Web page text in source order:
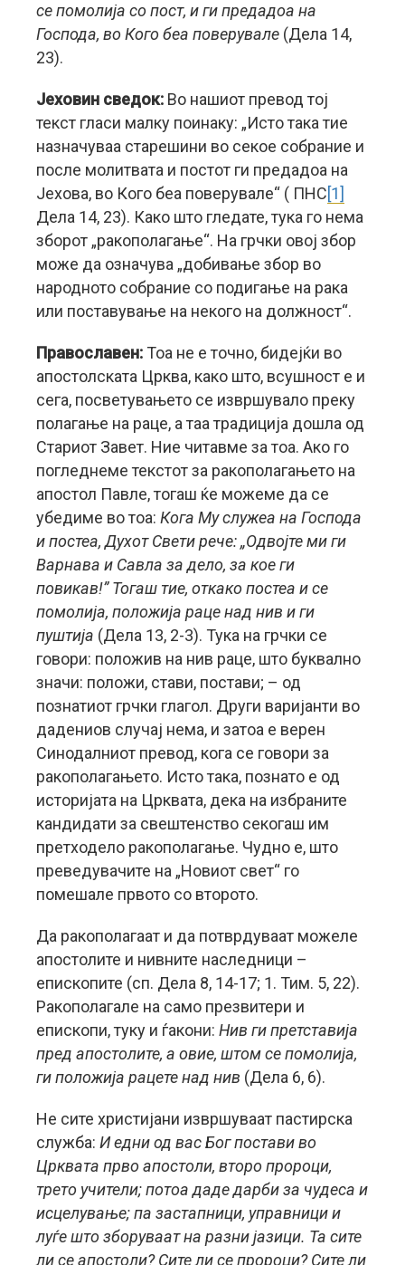
се помолија со пост, и ги предадоа на
Господа, во Кого беа поверувале (Дела 14,
23).
Јеховин сведок: Во нашиот превод тој
текст гласи малку поинаку: „Исто така тие
назначуваа старешини во секое собрание и
после молитвата и постот ги предадоа на
Јехова, во Кого беа поверувале“ ( ПНС[1]
Дела 14, 23). Како што гледате, тука го нема
зборот „ракополагање“. На грчки овој збор
може да означува „добивање збор во
народното собрание со подигање на рака
или поставување на некого на должност“.
Православен: Тоа не е точно, бидејќи во
апостолската Црква, како што, всушност е и
сега, посветувањето се извршувало преку
полагање на раце, а таа традиција дошла од
Стариот Завет. Ние читавме за тоа. Ако го
погледнеме текстот за ракополагањето на
апостол Павле, тогаш ќе можеме да се
убедиме во тоа: Кога Му служеа на Господа
и постеа, Духот Свети рече: „Одвојте ми ги
Варнава и Савла за дело, за кое ги
повикав!” Тогаш тие, откако постеа и се
помолија, положија раце над нив и ги
пуштија (Дела 13, 2-3). Тука на грчки се
говори: положив на нив раце, што буквално
значи: положи, стави, постави; – од
познатиот грчки глагол. Други варијанти во
дадениов случај нема, и затоа е верен
Синодалниот превод, кога се говори за
ракополагањето. Исто така, познато е од
историјата на Црквата, дека на избраните
кандидати за свештенство секогаш им
претходело ракополагање. Чудно е, што
преведувачите на „Новиот свет“ го
помешале првото со второто.
Да ракополагаат и да потврдуваат можеле
апостолите и нивните наследници –
епископите (сп. Дела 8, 14-17; 1. Тим. 5, 22).
Ракополагале на само презвитери и
епископи, туку и ѓакони: Нив ги претставија
пред апостолите, а овие, штом се помолија,
ги положија рацете над нив (Дела 6, 6).
Не сите христијани извршуваат пастирска
служба: И едни од вас Бог постави во
Црквата прво апостоли, второ пророци,
трето учители; потоа даде дарби за чудеса и
исцелување; па застапници, управници и
луѓе што зборуваат на разни јазици. Та сите
ли се апостоли? Сите ли се пророци? Сите ли